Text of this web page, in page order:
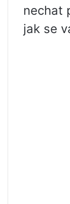
nechat
jak se